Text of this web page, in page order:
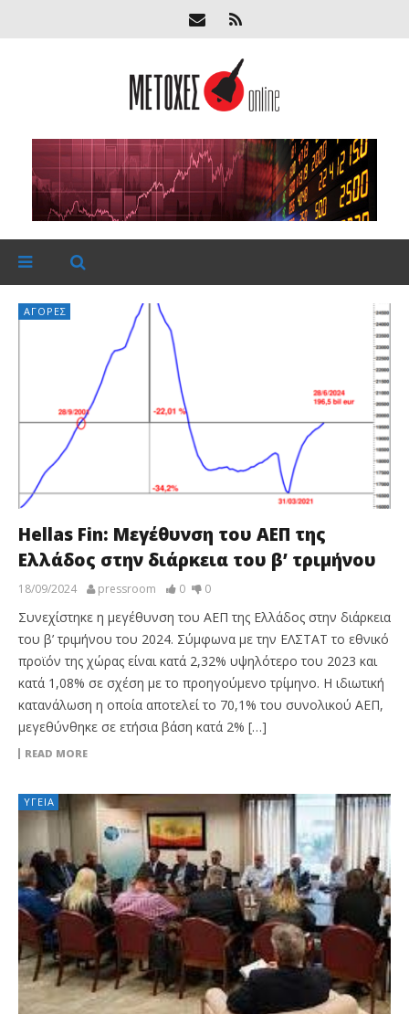
ΑΓΟΡΈΣ
Hellas Fin: Μεγέθυνση του ΑΕΠ της
Ελλάδος στην διάρκεια του β’ τριμήνου
18/09/2024 pressroom 0 0
Συνεχίστηκε η μεγέθυνση του ΑΕΠ της Ελλάδος στην διάρκεια
του β’ τριμήνου του 2024. Σύμφωνα με την ΕΛΣΤΑΤ το εθνικό
προϊόν της χώρας είναι κατά 2,32% υψηλότερο του 2023 και
κατά 1,08% σε σχέση με το προηγούμενο τρίμηνο. Η ιδιωτική
κατανάλωση η οποία αποτελεί το 70,1% του συνολικού ΑΕΠ,
μεγεθύνθηκε σε ετήσια βάση κατά 2% […]
READ MORE
ΥΓΕΊΑ